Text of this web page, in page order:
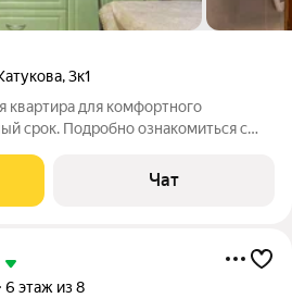
,3к1
квартира для комфортного
срок. Подробно ознакомиться с
для сна, работы, обеденная зона и
Чат
6 этаж из 8